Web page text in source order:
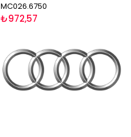
MC026.6750
₺972,57